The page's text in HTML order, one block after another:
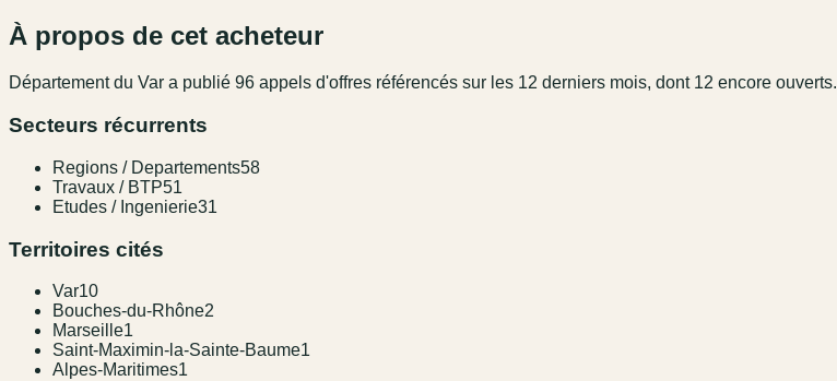
À propos de cet acheteur
Département du Var a publié 96 appel s d'offres référencés sur les 12 derniers mois, dont 12 encore ouverts.
Secteurs récurrents
Regions / Departements58
Travaux / BTP51
Etudes / Ingenierie31
Territoires cités
Var10
Bouches-du-Rhône2
Marseille1
Saint-Maximin-la-Sainte-Baume1
Alpes-Maritimes1